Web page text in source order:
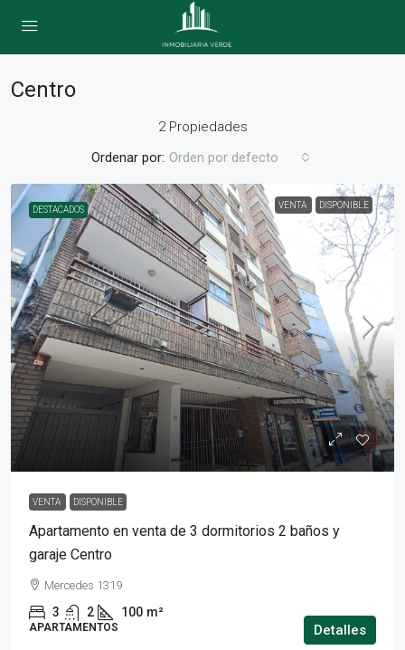
Centro
2 Propiedades
Ordenar por: Orden por defecto
DESTACADOS VENTA DISPONIBLE
VENTA DISPONIBLE
Apartamento en venta de 3 dormitorios 2 baños y
garaje Centro
Mercedes 1319
3 2 100 m²
APARTAMENTOS Detalles